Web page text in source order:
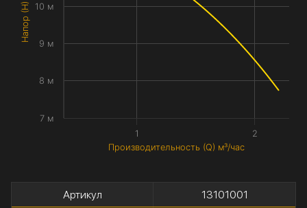
Производительность (Q) м³/час
1 2
7 м
8 м
9 м
10 м
Артикул
13101001